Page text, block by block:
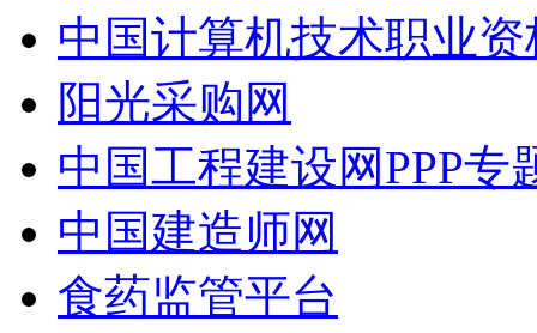
中国计算机技术职业资
阳光采购网
中国工程建设网PPP专
中国建造师网
食药监管平台